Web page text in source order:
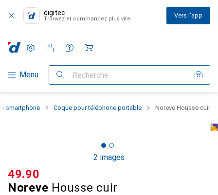
digitec
Trouvez et commandez plus vite Vers l'app
Navigation par catégorie
Menu Recherche
Paramètres
Compte client
Listes de comparaison
Listes d'envies
Panier
smartphone Coque pour téléphone portable Noreve Housse cuir
2 images
Noreve Housse cuir
CHF
49.90